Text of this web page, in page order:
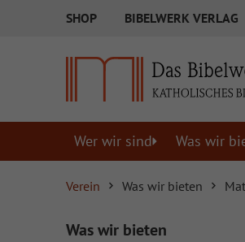
SHOP BIBELWERK VERLAG
Wer wir sind Was wir
Verein Was wir bieten
Was wir bieten